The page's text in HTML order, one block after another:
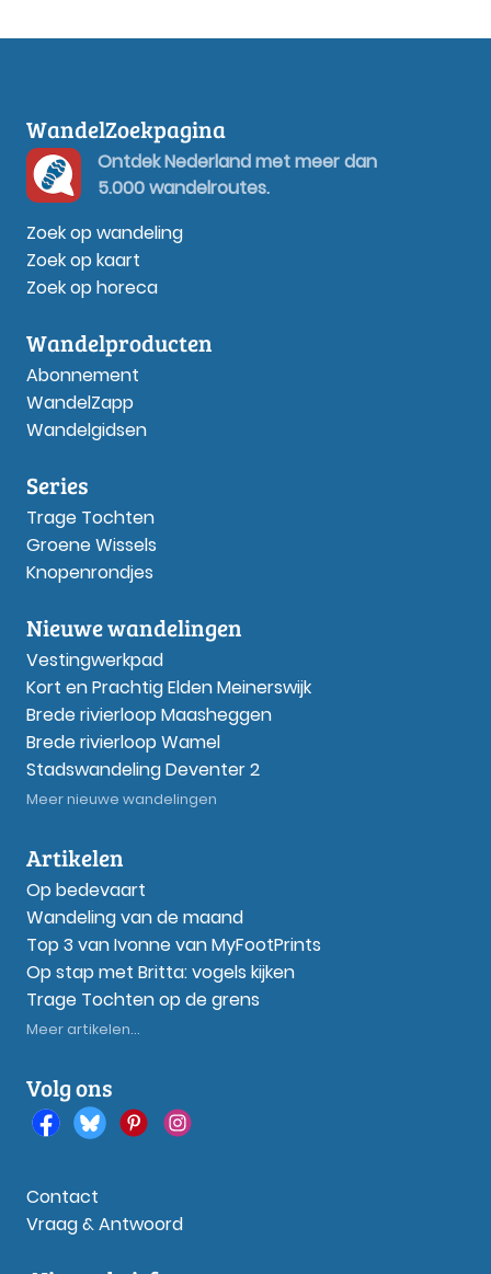
WandelZoekpagina
Ontdek Nederland met meer dan
5.000 wandelroutes.
Zoek op wandeling
Zoek op kaart
Zoek op horeca
Wandelproducten
Abonnement
WandelZapp
Wandelgidsen
Series
Trage Tochten
Groene Wissels
Knopenrondjes
Nieuwe wandelingen
Vestingwerkpad
Kort en Prachtig Elden Meinerswijk
Brede rivierloop Maasheggen
Brede rivierloop Wamel
Stadswandeling Deventer 2
Meer nieuwe wandelingen
Artikelen
Op bedevaart
Wandeling van de maand
Top 3 van Ivonne van MyFootPrints
Op stap met Britta: vogels kijken
Trage Tochten op de grens
Meer artikelen...
Volg ons
Contact
Vraag & Antwoord